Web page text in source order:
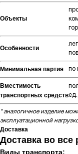
Объекты
Особенности
Минимальная партия по
Вместимость
транспортных средств
* аналогичное изделие
эксплуатационной
Доставка
Доставка во все
Виды транспорта: